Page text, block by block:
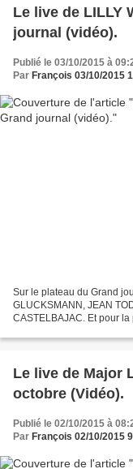
Le live de LILLY
journal (vidéo).
Publié le 03/10/2015 à
Par François 03/10/2015
Sur le plateau du Grand
GLUCKSMANN, JEAN
CASTELBAJAC. Et pour
Le live de Major
octobre (Vidéo).
Publié le 02/10/2015 à
Par François 02/10/2015